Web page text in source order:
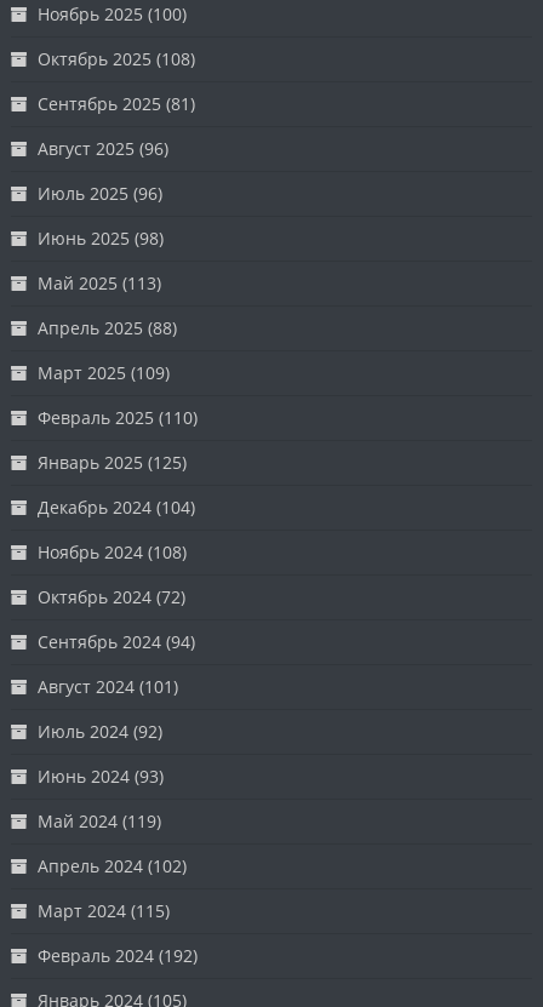
Ноябрь 2025 (100)
Октябрь 2025 (108)
Сентябрь 2025 (81)
Август 2025 (96)
Июль 2025 (96)
Июнь 2025 (98)
Май 2025 (113)
Апрель 2025 (88)
Март 2025 (109)
Февраль 2025 (110)
Январь 2025 (125)
Декабрь 2024 (104)
Ноябрь 2024 (108)
Октябрь 2024 (72)
Сентябрь 2024 (94)
Август 2024 (101)
Июль 2024 (92)
Июнь 2024 (93)
Май 2024 (119)
Апрель 2024 (102)
Март 2024 (115)
Февраль 2024 (192)
Январь 2024 (105)